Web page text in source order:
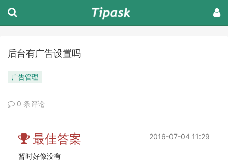
后台有广告设置吗
广告管理
0 条评论
最佳答案 2016-07-04 11:29
暂时好像没有